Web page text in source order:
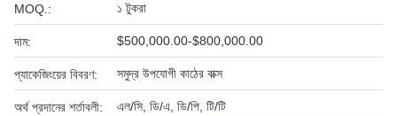
MOQ.: ১ টুকরা
দাম: $500,000.00-$800,000.00
প্যাকেজিংয়ের বিবরণ: সমুদ্র উপযোগী কাঠের বাক্স
অর্থ প্রদানের শর্তাবলী: এল/সি, ডি/এ, ডি/পি, টি/টি